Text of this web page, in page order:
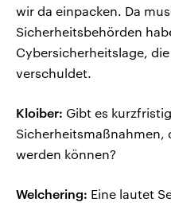
wir da einpacken. Da
Sicherheitsbehörden
Cybersicherheitslage,
verschuldet.
Kloiber: Gibt es
Sicherheitsmaßnahmen,
werden können?
Welchering: Eine lautet